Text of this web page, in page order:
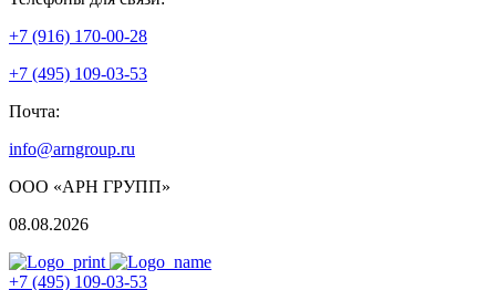
+7 (916) 170-00-28
+7 (495) 109-03-53
Почта:
info@arngroup.ru
ООО «АРН ГРУПП»
08.08.2026
+7 (495) 109-03-53